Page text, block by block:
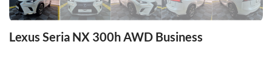
Lexus Seria NX 300h AWD Business